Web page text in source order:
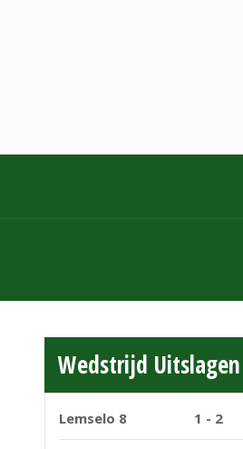
Wedstrijd Uitslagen
Lemselo 8 1 - 2